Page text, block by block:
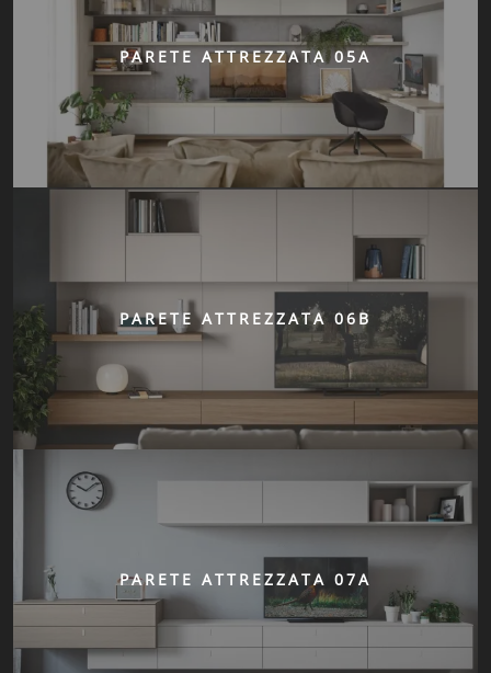
PARETE ATTREZZATA 05A
PARETE ATTREZZATA 06B
PARETE ATTREZZATA 07A